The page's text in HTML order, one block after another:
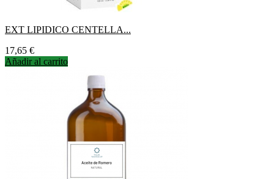
EXT LIPIDICO CENTELLA...
Precio
17,65 €
Añadir al carrito